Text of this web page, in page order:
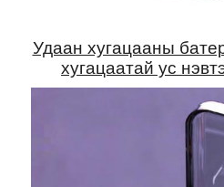
Удаан хугацааны
хугацаатай ус